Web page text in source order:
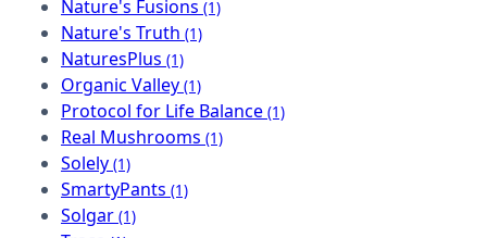
Nature's Fusions (1)
Nature's Truth (1)
NaturesPlus (1)
Organic Valley (1)
Protocol for Life Balance (1)
Real Mushrooms (1)
Solely (1)
SmartyPants (1)
Solgar (1)